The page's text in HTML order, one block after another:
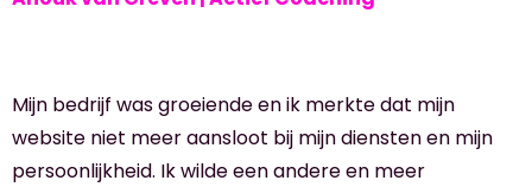
Mijn bedrijf was groeiende en ik merkte dat mijn
website niet meer aansloot bij mijn diensten en mijn
persoonlijkheid. Ik wilde een andere en meer